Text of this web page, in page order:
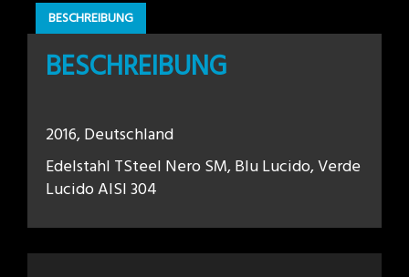
BESCHREIBUNG
BESCHREIBUNG
2016, Deutschland
Edelstahl TSteel Nero SM, Blu Lucido, Verde
Lucido AISI 304